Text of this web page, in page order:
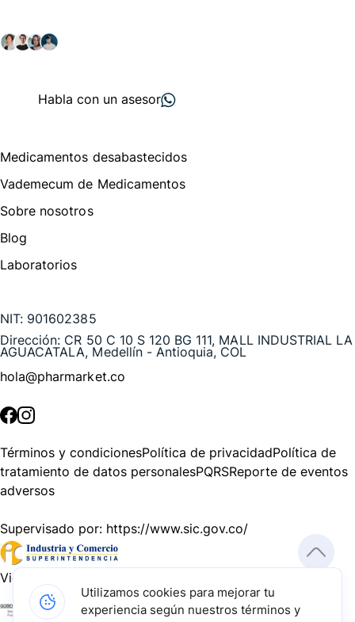
Habla con un asesor
Medicamentos desabastecidos
Vademecum de Medicamentos
Sobre nosotros
Blog
Laboratorios
NIT: 901602385
Dirección: CR 50 C 10 S 120 BG 111, MALL INDUSTRIAL LA
AGUACATALA, Medellín - Antioquia, COL
hola@pharmarket.co
Términos y condicionesPolítica de privacidadPolítica de
tratamiento de datos personalesPQRSReporte de eventos
adversos
Supervisado por: https://www.sic.gov.co/
Vigilado por:
Utilizamos cookies para mejorar tu
experiencia según nuestros términos y